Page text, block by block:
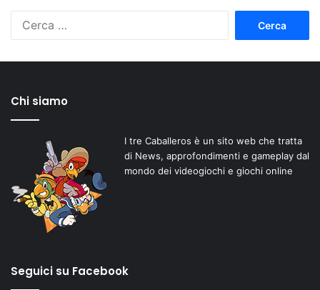
Chi siamo
I tre Caballeros è un sito web che tratta
di News, approfondimenti e gameplay dal
mondo dei videogiochi e giochi online
Seguici su Facebook